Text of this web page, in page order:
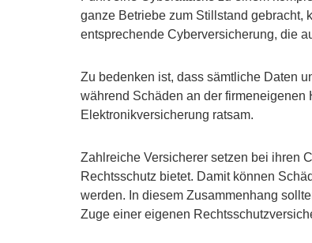
ganze Betriebe zum Stillstand gebracht,
entsprechende Cyberversicherung, die
Zu bedenken ist, dass sämtliche Daten
während Schäden an der firmeneigenen
Elektronikversicherung ratsam.
Zahlreiche Versicherer setzen bei ihren
Rechtsschutz bietet. Damit können
werden. In diesem Zusammenhang
Zuge einer eigenen